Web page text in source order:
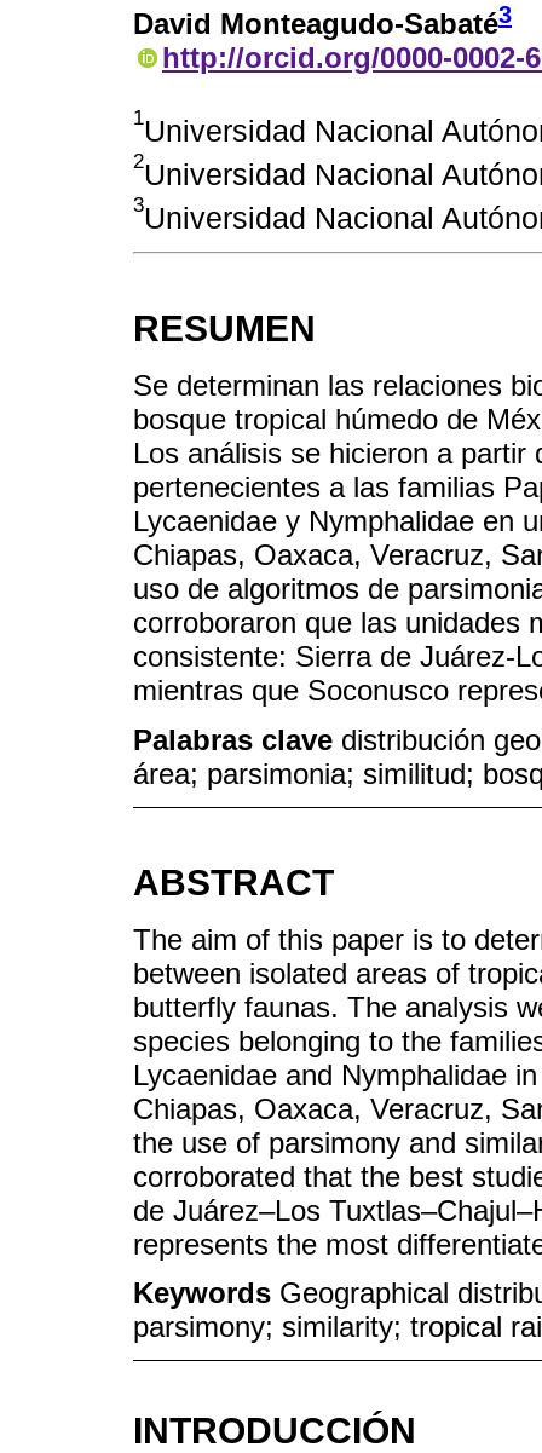
David Monteagudo-Sabaté3
http://orcid.org/0000-0002-
1Universidad Nacional
2Universidad Nacional
3Universidad Nacional
RESUMEN
Se determinan las relaciones
bosque tropical húmedo de
Los análisis se hicieron a
pertenecientes a las familias
Lycaenidae y Nymphalidae en
Chiapas, Oaxaca, Veracruz,
uso de algoritmos de
corroboraron que las unidades
consistente: Sierra de Juárez-
mientras que Soconusco
Palabras clave distribución
área; parsimonia; similitud;
ABSTRACT
The aim of this paper is to
between isolated areas of
butterfly faunas. The analysis
species belonging to the
Lycaenidae and Nymphalidae
Chiapas, Oaxaca, Veracruz,
the use of parsimony and
corroborated that the best
de Juárez–Los
represents the most
Keywords Geographical
parsimony; similarity; tropical
INTRODUCCIÓN